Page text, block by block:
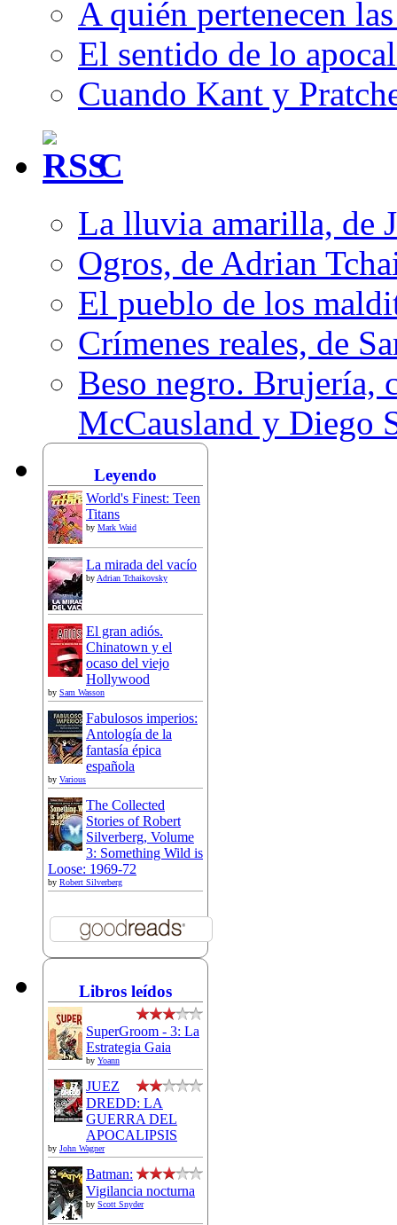
A quién pertenecen
El sentido de lo
Cuando Kant y
C
La lluvia amarilla, de
Ogros, de Adrian
El pueblo de los
Crímenes reales, de
Beso negro. Brujería,
McCausland y Diego
Leyendo
World's Finest: Teen
Titans
by Mark Waid
La mirada del vacío
byAdrian Tchaikovsky
El gran adiós.
Chinatown y el
ocaso del viejo
Hollywood
by Sam Wasson
Fabulosos imperios:
Antología de la
fantasía épica
española
by Various
The Collected
Stories of Robert
Silverberg, Volume
3: Something Wild is
Loose: 1969-72
by Robert Silverberg
Libros leídos
SuperGroom - 3: La
Estrategia Gaia
by Yoann
JUEZ
DREDD: LA
GUERRA DEL
APOCALIPSIS
by John Wagner
Batman:
Vigilancia nocturna
by Scott Snyder